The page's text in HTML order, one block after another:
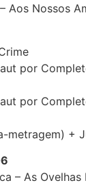
Aos Nossos
por
por
metragem) +
– As Ovelhas